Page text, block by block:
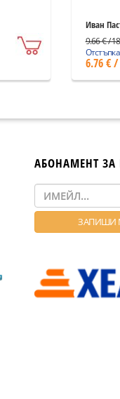
Иван
9.66 € /
6.76 €
АБОНАМЕНТ